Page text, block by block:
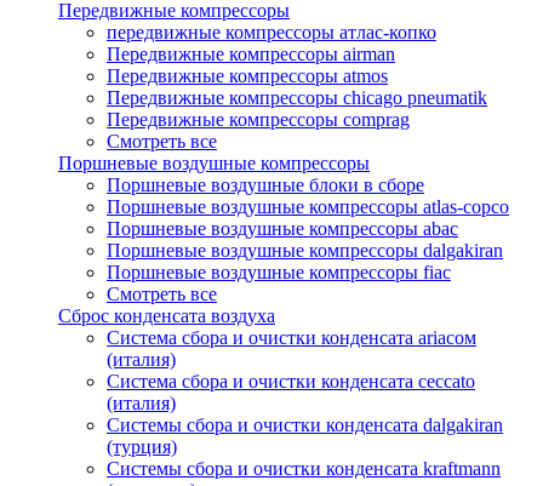
Передвижные компрессоры
передвижные компрессоры атлас-копко
Передвижные компрессоры airman
Передвижные компрессоры atmos
Передвижные компрессоры chicago pneumatik
Передвижные компрессоры comprag
Смотреть все
Поршневые воздушные компрессоры
Поршневые воздушные блоки в сборе
Поршневые воздушные компрессоры atlas-copco
Поршневые воздушные компрессоры abac
Поршневые воздушные компрессоры dalgakiran
Поршневые воздушные компрессоры fiac
Смотреть все
Сброс конденсата воздуха
Система сбора и очистки конденсата ariacом
(италия)
Система сбора и очистки конденсата ceccato
(италия)
Системы сбора и очистки конденсата dalgakiran
(турция)
Системы сбора и очистки конденсата kraftmann